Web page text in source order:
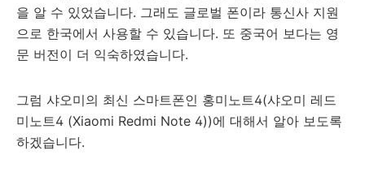
을 알 수 있었습니다. 그래도 글로벌 폰이라 통신사 지원
으로 한국에서 사용할 수 있습니다. 또 중국어 보다는 영
문 버전이 더 익숙하였습니다.
그럼 샤오미의 최신 스마트폰인 홍미노트4(샤오미 레드
미노트4 (Xiaomi Redmi Note 4))에 대해서 알아 보도록
하겠습니다.